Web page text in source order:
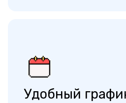
Удобный